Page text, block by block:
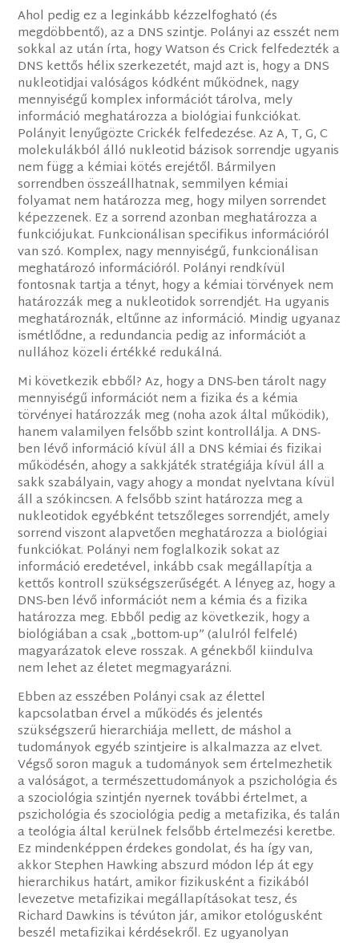
Ahol pedig ez a leginkább kézzelfogható (és
megdöbbentő), az a DNS szintje. Polányi az esszét nem
sokkal az után írta, hogy Watson és Crick felfedezték a
DNS kettős hélix szerkezetét, majd azt is, hogy a DNS
nukleotidjai valóságos kódként működnek, nagy
mennyiségű komplex információt tárolva, mely
információ meghatározza a biológiai funkciókat.
Polányit lenyűgözte Crickék felfedezése. Az A, T, G, C
molekulákból álló nukleotid bázisok sorrendje ugyanis
nem függ a kémiai kötés erejétől. Bármilyen
sorrendben összeállhatnak, semmilyen kémiai
folyamat nem határozza meg, hogy milyen sorrendet
képezzenek. Ez a sorrend azonban meghatározza a
funkciójukat. Funkcionálisan specifikus információról
van szó. Komplex, nagy mennyiségű, funkcionálisan
meghatározó információról. Polányi rendkívül
fontosnak tartja a tényt, hogy a kémiai törvények nem
határozzák meg a nukleotidok sorrendjét. Ha ugyanis
meghatároznák, eltűnne az információ. Mindig ugyanaz
ismétlődne, a redundancia pedig az információt a
nullához közeli értékké redukálná.
Mi következik ebből? Az, hogy a DNS-ben tárolt nagy
mennyiségű információt nem a fizika és a kémia
törvényei határozzák meg (noha azok által működik),
hanem valamilyen felsőbb szint kontrollálja. A DNS-
ben lévő információ kívül áll a DNS kémiai és fizikai
működésén, ahogy a sakkjáték stratégiája kívül áll a
sakk szabályain, vagy ahogy a mondat nyelvtana kívül
áll a szókincsen. A felsőbb szint határozza meg a
nukleotidok egyébként tetszőleges sorrendjét, amely
sorrend viszont alapvetően meghatározza a biológiai
funkciókat. Polányi nem foglalkozik sokat az
információ eredetével, inkább csak megállapítja a
kettős kontroll szükségszerűségét. A lényeg az, hogy a
DNS-ben lévő információt nem a kémia és a fizika
határozza meg. Ebből pedig az következik, hogy a
biológiában a csak „bottom-up” (alulról felfelé)
magyarázatok eleve rosszak. A génekből kiindulva
nem lehet az életet megmagyarázni.
Ebben az esszében Polányi csak az élettel
kapcsolatban érvel a működés és jelentés
szükségszerű hierarchiája mellett, de máshol a
tudományok egyéb szintjeire is alkalmazza az elvet.
Végső soron maguk a tudományok sem értelmezhetik
a valóságot, a természettudományok a pszichológia és
a szociológia szintjén nyernek további értelmet, a
pszichológia és szociológia pedig a metafizika, és talán
a teológia által kerülnek felsőbb értelmezési keretbe.
Ez mindenképpen érdekes gondolat, és ha így van,
akkor Stephen Hawking abszurd módon lép át egy
hierarchikus határt, amikor fizikusként a fizikából
levezetve metafizikai megállapításokat tesz, és
Richard Dawkins is tévúton jár, amikor etológusként
beszél metafizikai kérdésekről. Ez ugyanolyan